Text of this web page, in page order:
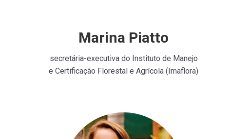
Marina Piatto
secretária-executiva do Instituto de Manejo
e Certificação Florestal e Agrícola (Imaflora)